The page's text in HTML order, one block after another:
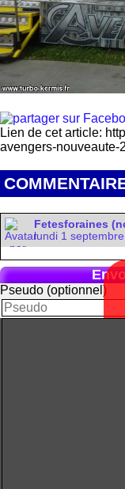
Lien de cet article:
avengers-nouveaute-
Fetesforaines
lundi 1
Pseudo (optionnel)